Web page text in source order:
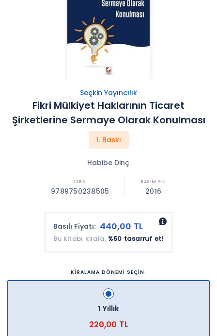
Seçkin Yayıncılık
Fikri Mülkiyet Haklarının Ticaret
Şirketlerine Sermaye Olarak Konulması
1. Baskı
Habibe Dinç
9789750238505 2016
Basılı Fiyatı: 440,00 TL
Bu kitabı kirala, %50 tasarruf et!
KİRALAMA DÖNEMİ SEÇİN:
1 Yıllık
220,00 TL